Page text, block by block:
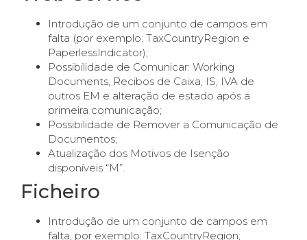
Introdução de um conjunto de campos em
falta (por exemplo: TaxCountryRegion e
PaperlessIndicator);
Possibilidade de Comunicar: Working
Documents, Recibos de Caixa, IS, IVA de
outros EM e alteração de estado após a
primeira comunicação;
Possibilidade de Remover a Comunicação de
Documentos;
Atualização dos Motivos de Isenção
disponíveis “M”.
Ficheiro
Introdução de um conjunto de campos em
falta, por exemplo: TaxCountryRegion;